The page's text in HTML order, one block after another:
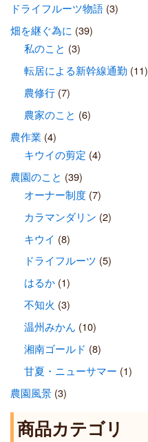
ドライフルーツ物語(3)
畑を継ぐ為に (39)
私のこと (3)
転居による新幹線通勤 (11)
農修行(7)
農家のこと (6)
農作業 (4)
キウイの剪定 (4)
農園のこと (39)
オーナー制度(7)
カラマンダリン (2)
キウイ (8)
ドライフルーツ (5)
はるか(1)
不知火 (3)
温州みかん (10)
湘南ゴールド (8)
甘夏・ニューサマー (1)
農園風景(3)
商品カテゴリ